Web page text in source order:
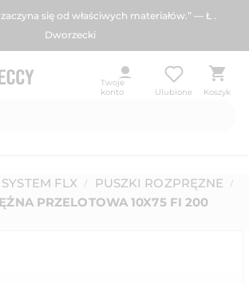
się od właściwych materiałów.” — Ł .
Dworzecki
Twoje
konto
Ulubione Koszyk
SYSTEM FLX / PUSZKI ROZPRĘZNE /
PRZELOTOWA 10X75 FI 200